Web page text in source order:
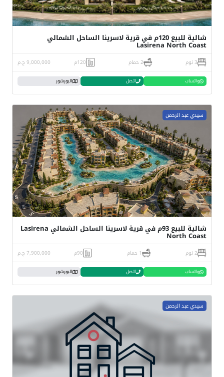
شالية للبيع 120م في قرية لاسرينا الساحل الشمالي
Lasirena North Coast
3 نوم 2 حمام 120م 9,000,000 ج.م
واتساب اتصل البورشور
سيدي عبد الرحمن
شالية للبيع 93م في قرية لاسرينا الساحل الشمالي Lasirena
North Coast
2 نوم 1 حمام 90م 7,900,000 ج.م
واتساب اتصل البورشور
سيدي عبد الرحمن